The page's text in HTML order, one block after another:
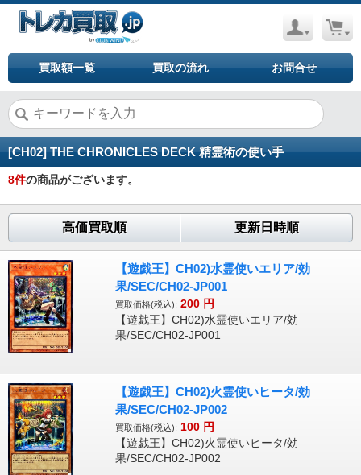
買取額一覧 買取の流れ お問合せ
[CH02] THE CHRONICLES DECK 精霊術の使い手
8件の商品がございます。
高価買取順 更新日時順
【遊戯王】CH02)水霊使いエリア/効
果/SEC/CH02-JP001
買取価格(税込): 200 円
【遊戯王】CH02)水霊使いエリア/効
果/SEC/CH02-JP001
【遊戯王】CH02)火霊使いヒータ/効
果/SEC/CH02-JP002
買取価格(税込): 100 円
【遊戯王】CH02)火霊使いヒータ/効
果/SEC/CH02-JP002